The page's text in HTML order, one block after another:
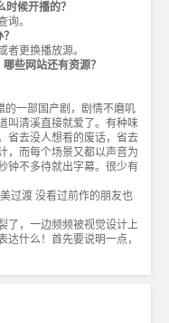
候开播的？
询。
者更换播放源。
些网站还有资源？
的一部国产剧，剧情不磨叽
叫清溪直接就爱了。有种味
省去没人想看的废话，省去
，而每个场景又都以声音为
钟不多待就出字幕。很少有
过渡 没看过前作的朋友也
了，一边频频被视觉设计上
什么！首先要说明一点，